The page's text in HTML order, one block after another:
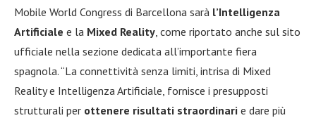
Mobile World Congress di Barcellona sarà l’Intelligenza
Artificiale e la Mixed Reality , come riportato anche sul sito
ufficiale nella sezione dedicata all’importante fiera
spagnola. “La connettività senza limiti, intrisa di Mixed
Reality e Intelligenza Artificiale, fornisce i presupposti
strutturali per ottenere risultati straordinari e dare più